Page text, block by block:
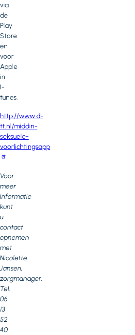
via
de
Play
Store
en
voor
Apple
in
I-
tunes.
http://www.d-
tt.nl/middin-
seksuele-
voorlichtingsapp
Voor
meer
informatie
kunt
u
contact
opnemen
met
Nicolette
Jansen,
zorgmanager,
Tel:
06
13
52
40